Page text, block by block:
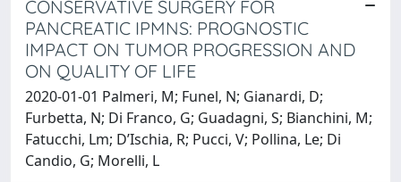
CONSERVATIVE SURGERY FOR
PANCREATIC IPMNS: PROGNOSTIC
IMPACT ON TUMOR PROGRESSION AND
ON QUALITY OF LIFE
2020-01-01 Palmeri, M; Funel, N; Gianardi, D;
Furbetta, N; Di Franco, G; Guadagni, S; Bianchini, M;
Fatucchi, Lm; D’Ischia, R; Pucci, V; Pollina, Le; Di
Candio, G; Morelli, L